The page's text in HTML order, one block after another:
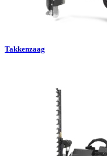
Takkenzaag